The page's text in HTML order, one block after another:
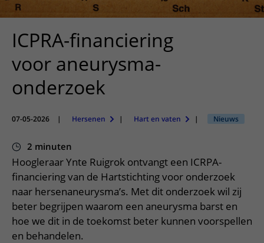
Onderzoeken en diagnostiek
Bloedprikken
Bezoektijden
Wijzigen patiëntgegevens
Mijn UMC Utrecht patiëntportaal
Faciliteiten en voorzieningen
Bezoekregels
Route naar het ziekenhuis
Parkeren
Contact met verpleegafdeling
Het Wilhelmina Kinderziekenhuis
Teleconsult aanvragen
Diagnostiek aanvragen
Zorgverlenersportaal
Research
Onderwijs
Werken bij het UMC Utrecht
ICPRA-financiering
voor aneurysma-
onderzoek
07-05-2026 | Hersenen | Hart en vaten | Nieuws
2 minuten
Hoogleraar Ynte Ruigrok ontvangt een ICRPA-
financiering van de Hartstichting voor onderzoek
naar hersenaneurysma’s. Met dit onderzoek wil zij
beter begrijpen waarom een aneurysma barst en
hoe we dit in de toekomst beter kunnen voorspellen
en behandelen.